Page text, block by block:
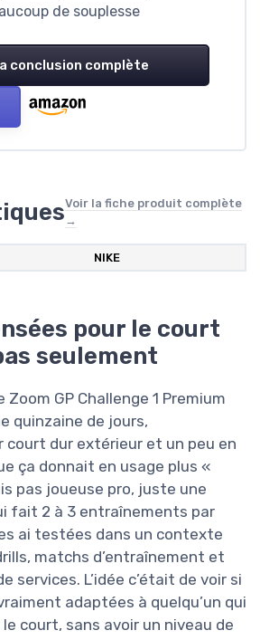
de souplesse
conclusion complète
Voir la fiche produit complète
→
NIKE
pour le court
seulement
Zoom GP Challenge 1 Premium
quinzaine de jours,
court dur extérieur et un peu en
ça donnait en usage plus «
pas joueuse pro, juste une
fait 2 à 3 entraînements par
ai testées dans un contexte
matchs d’entraînement et
services. L’idée c’était de voir si
adaptées à quelqu’un qui
court, sans avoir un niveau de